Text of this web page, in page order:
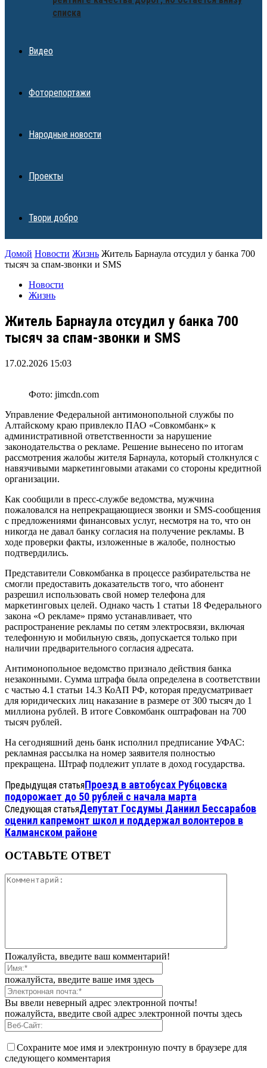
списка
Видео
Фоторепортажи
Народные новости
Проекты
Твори добро
Домой Новости Жизнь Житель Барнаула отсудил у банка 700
тысяч за спам-звонки и SMS
Новости
Жизнь
Житель Барнаула отсудил у банка 700
тысяч за спам-звонки и SMS
17.02.2026 15:03
Фото: jimcdn.com
Управление Федеральной антимонопольной службы по
Алтайскому краю привлекло ПАО «Совкомбанк» к
административной ответственности за нарушение
законодательства о рекламе. Решение вынесено по итогам
рассмотрения жалобы жителя Барнаула, который столкнулся с
навязчивыми маркетинговыми атаками со стороны кредитной
организации.
Как сообщили в пресс-службе ведомства, мужчина
пожаловался на непрекращающиеся звонки и SMS‑сообщения
с предложениями финансовых услуг, несмотря на то, что он
никогда не давал банку согласия на получение рекламы. В
ходе проверки факты, изложенные в жалобе, полностью
подтвердились.
Представители Совкомбанка в процессе разбирательства не
смогли предоставить доказательств того, что абонент
разрешил использовать свой номер телефона для
маркетинговых целей. Однако часть 1 статьи 18 Федерального
закона «О рекламе» прямо устанавливает, что
распространение рекламы по сетям электросвязи, включая
телефонную и мобильную связь, допускается только при
наличии предварительного согласия адресата.
Антимонопольное ведомство признало действия банка
незаконными. Сумма штрафа была определена в соответствии
с частью 4.1 статьи 14.3 КоАП РФ, которая предусматривает
для юридических лиц наказание в размере от 300 тысяч до 1
миллиона рублей. В итоге Совкомбанк оштрафован на 700
тысяч рублей.
На сегодняшний день банк исполнил предписание УФАС:
рекламная рассылка на номер заявителя полностью
прекращена. Штраф подлежит уплате в доход государства.
Предыдущая статьяПроезд в автобусах Рубцовска
подорожает до 50 рублей с начала марта
Следующая статьяДепутат Госдумы Даниил Бессарабов
оценил капремонт школ и поддержал волонтеров в
Калманском районе
ОСТАВЬТЕ ОТВЕТ
Пожалуйста, введите ваш комментарий!
пожалуйста, введите ваше имя здесь
Вы ввели неверный адрес электронной почты!
пожалуйста, введите свой адрес электронной почты здесь
Сохраните мое имя и электронную почту в браузере для
следующего комментария